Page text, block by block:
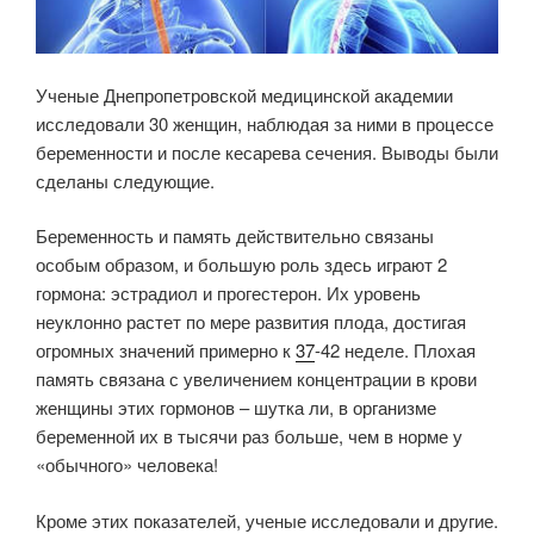
Ученые Днепропетровской медицинской академии
исследовали 30 женщин, наблюдая за ними в процессе
беременности и после кесарева сечения. Выводы были
сделаны следующие.
Беременность и память действительно связаны
особым образом, и большую роль здесь играют 2
гормона: эстрадиол и прогестерон. Их уровень
неуклонно растет по мере развития плода, достигая
огромных значений примерно к37-42 неделе. Плохая
память связана с увеличением концентрации в крови
женщины этих гормонов – шутка ли, в организме
беременной их в тысячи раз больше, чем в норме у
«обычного» человека!
Кроме этих показателей, ученые исследовали и другие.